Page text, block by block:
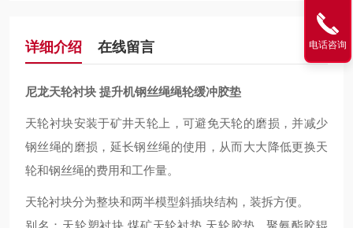
详细介绍 在线留言
尼龙天轮衬块 提升机钢丝绳绳轮缓冲胶垫
天轮衬块安装于矿井天轮上，可避免天轮的磨损，并减少
钢丝绳的磨损，延长钢丝绳的使用，从而大大降低更换天
轮和钢丝绳的费用和工作量。
天轮衬块分为整块和两半模型斜插块结构，装拆方便。
别名：天轮塑衬块 煤矿天轮衬垫 天轮胶垫 聚氨酯胶辊
电话咨询